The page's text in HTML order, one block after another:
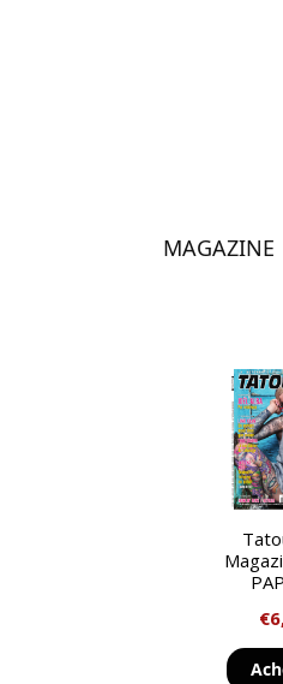
MAGAZINE
€